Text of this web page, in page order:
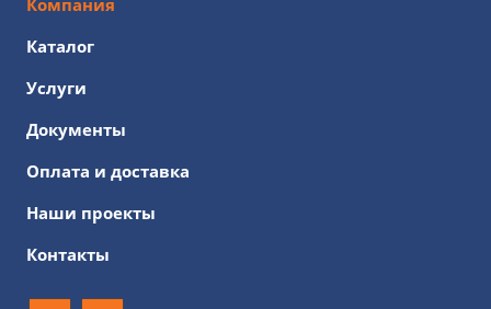
Компания
Каталог
Услуги
Документы
Оплата и доставка
Наши проекты
Контакты